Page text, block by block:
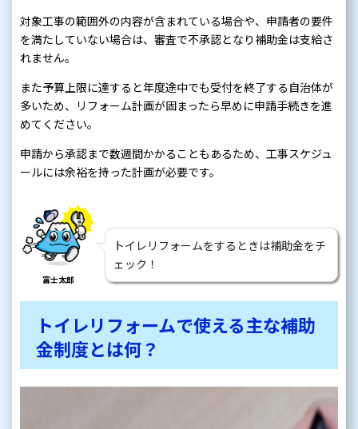
対象工事の範囲外の内容が含まれている場合や、申請者の要件
を満たしていない場合は、審査で不承認となり補助金は支給さ
れません。
また予算上限に達すると年度途中でも受付を終了する自治体が
多いため、リフォーム計画が固まったら早めに申請手続きを進
めてください。
申請から承認まで数週間かかることもあるため、工事スケジュ
ールには余裕を持った計画が必要です。
富士太郎
トイレリフォームをするときは補助金をチ
ェック！
トイレリフォームで使える主な補助
金制度とは何？